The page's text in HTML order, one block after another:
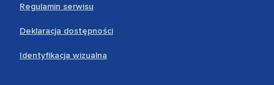
Regulamin serwisu
Deklaracja dostępności
Identyfikacja wizualna